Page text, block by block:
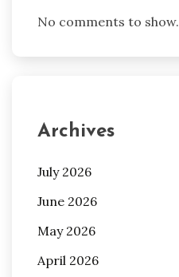
No comments to show.
Archives
July 2026
June 2026
May 2026
April 2026